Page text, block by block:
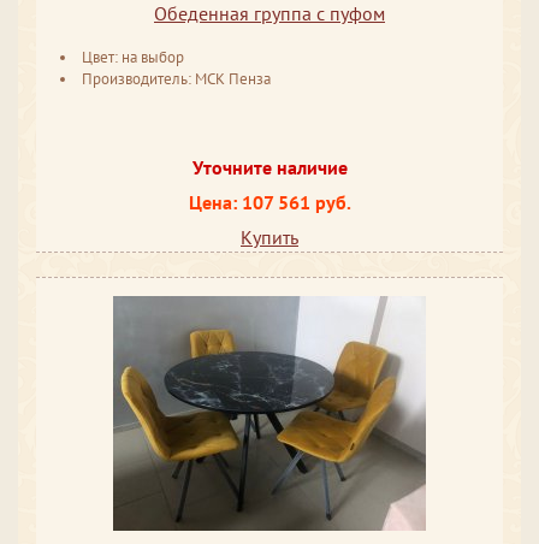
Обеденная группа с пуфом
Цвет: на выбор
Производитель: МСК Пенза
Уточните наличие
Цена: 107 561 руб.
Купить